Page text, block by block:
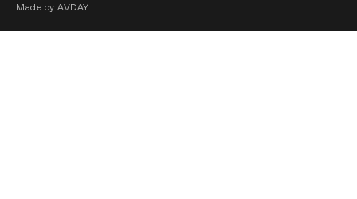
Made by AVDAY